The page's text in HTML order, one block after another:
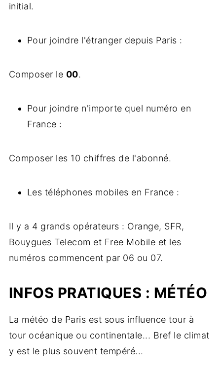
initial.
Pour joindre l'étranger depuis Paris :
Composer le 00.
Pour joindre n'importe quel numéro en
France :
Composer les 10 chiffres de l'abonné.
Les téléphones mobiles en France :
Il y a 4 grands opérateurs : Orange, SFR,
Bouygues Telecom et Free Mobile et les
numéros commencent par 06 ou 07.
INFOS PRATIQUES : MÉTÉO
La météo de Paris est sous influence tour à
tour océanique ou continentale... Bref le climat
y est le plus souvent tempéré...